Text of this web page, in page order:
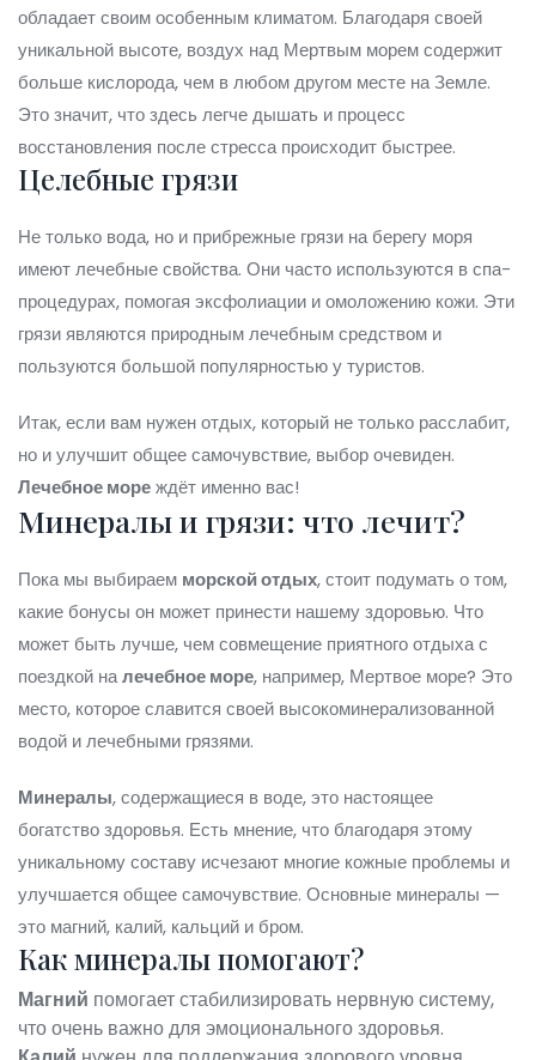
обладает своим особенным климатом. Благодаря своей
уникальной высоте, воздух над Мертвым морем содержит
больше кислорода, чем в любом другом месте на Земле.
Это значит, что здесь легче дышать и процесс
восстановления после стресса происходит быстрее.
Целебные грязи
Не только вода, но и прибрежные грязи на берегу моря
имеют лечебные свойства. Они часто используются в спа-
процедурах, помогая эксфолиации и омоложению кожи. Эти
грязи являются природным лечебным средством и
пользуются большой популярностью у туристов.
Итак, если вам нужен отдых, который не только расслабит,
но и улучшит общее самочувствие, выбор очевиден.
Лечебное мореждёт именно вас!
Минералы и грязи: что лечит?
Пока мы выбираем морской отдых, стоит подумать о том,
какие бонусы он может принести нашему здоровью. Что
может быть лучше, чем совмещение приятного отдыха с
поездкой налечебное море, например, Мертвое море? Это
место, которое славится своей высокоминерализованной
водой и лечебными грязями.
Минералы, содержащиеся в воде, это настоящее
богатство здоровья. Есть мнение, что благодаря этому
уникальному составу исчезают многие кожные проблемы и
улучшается общее самочувствие. Основные минералы —
это магний, калий, кальций и бром.
Как минералы помогают?
Магний помогает стабилизировать нервную систему,
что очень важно для эмоционального здоровья.